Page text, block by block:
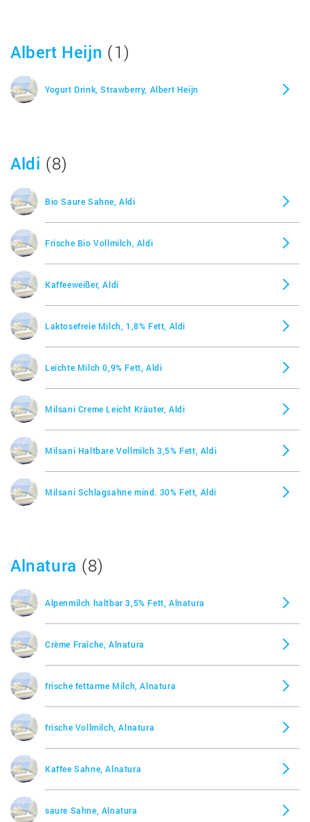
Albert Heijn (1)
Yogurt Drink, Strawberry, Albert Heijn
Aldi (8)
Bio Saure Sahne, Aldi
Frische Bio Vollmilch, Aldi
Kaffeeweißer, Aldi
Laktosefreie Milch, 1,8% Fett, Aldi
Leichte Milch 0,9% Fett, Aldi
Milsani Creme Leicht Kräuter, Aldi
Milsani Haltbare Vollmilch 3,5% Fett, Aldi
Milsani Schlagsahne mind. 30% Fett, Aldi
Alnatura (8)
Alpenmilch haltbar 3,5% Fett, Alnatura
Crème Fraîche, Alnatura
frische fettarme Milch, Alnatura
frische Vollmilch, Alnatura
Kaffee Sahne, Alnatura
saure Sahne, Alnatura